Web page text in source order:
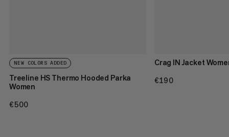
NEW COLORS ADDED
Treeline HS Thermo Hooded Parka
Women
€500
Crag IN Jacket
€190